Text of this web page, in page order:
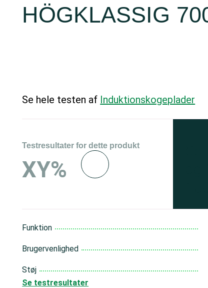
HÖGKLASSIG
Se hele testen af Induktions­kogeplader
Testresultater for dette produkt
XY%
Funktion
Brugervenlighed
Støj
Se testresultater